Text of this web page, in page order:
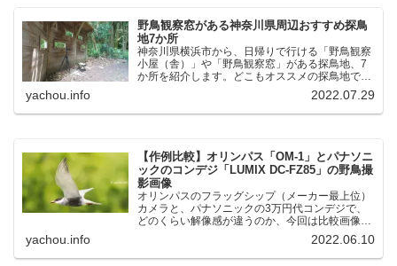
野鳥観察窓がある神奈川県周辺おすすめ探鳥
地7か所
神奈川県横浜市から、日帰りで行ける「野鳥観察
小屋（舎）」や「野鳥観察窓」がある探鳥地、7
か所を紹介します。どこもオススメの探鳥地で
す。実際に訪れてみると、野山にいる野鳥、海や
湖にいる野鳥それぞれ違う観察になりました。街
中にあり、電車で行ける...
yachou.info 2022.07.29
【作例比較】オリンパス「OM-1」とパナソニ
ックのコンデジ「LUMIX DC-FZ85」の野鳥撮
影画像
オリンパスのフラッグシップ（メーカー最上位）
カメラと、パナソニックの3万円代コンデジで、
どのくらい解像感が違うのか、今回は比較画像を
紹介します。私はコンデジを愛用しているのです
が、相棒がオリンパス「OM-1」を使い始めたと
ころ、同じ被写体で...
yachou.info 2022.06.10